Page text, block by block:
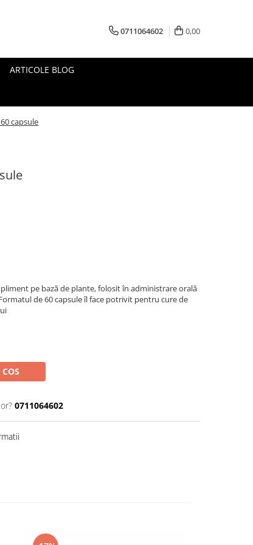
0711064602 0,00
ARTICOLE BLOG
capsule
pe bază de plante, folosit în administrare orală
de 60 capsule îl face potrivit pentru cure de
0711064602